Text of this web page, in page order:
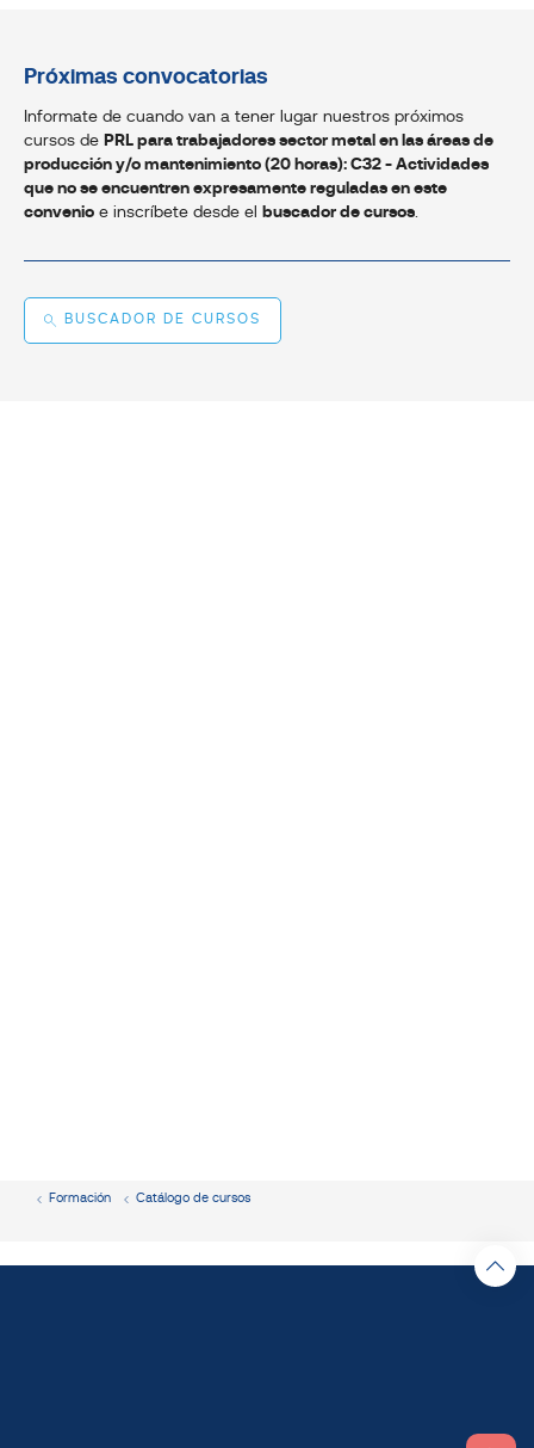
Próximas convocatorias
Informate de cuando van a tener lugar nuestros próximos
cursos de PRL para trabajadores sector metal en las áreas de
producción y/o mantenimiento (20 horas): C32 - Actividades
que no se encuentren expresamente reguladas en este
convenio e inscríbete desde el buscador de cursos.
BUSCADOR DE CURSOS
Formación Catálogo de cursos